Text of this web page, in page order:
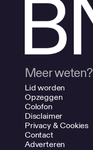
Meer weten?
Lid worden
Opzeggen
Colofon
Disclaimer
Privacy & Cookies
Contact
Adverteren